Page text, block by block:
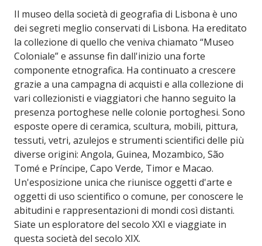
Il museo della società di geografia di Lisbona è uno
dei segreti meglio conservati di Lisbona. Ha ereditato
la collezione di quello che veniva chiamato “Museo
Coloniale” e assunse fin dall'inizio una forte
componente etnografica. Ha continuato a crescere
grazie a una campagna di acquisti e alla collezione di
vari collezionisti e viaggiatori che hanno seguito la
presenza portoghese nelle colonie portoghesi. Sono
esposte opere di ceramica, scultura, mobili, pittura,
tessuti, vetri, azulejos e strumenti scientifici delle più
diverse origini: Angola, Guinea, Mozambico, São
Tomé e Príncipe, Capo Verde, Timor e Macao.
Un'esposizione unica che riunisce oggetti d'arte e
oggetti di uso scientifico o comune, per conoscere le
abitudini e rappresentazioni di mondi così distanti.
Siate un esploratore del secolo XXI e viaggiate in
questa società del secolo XIX.